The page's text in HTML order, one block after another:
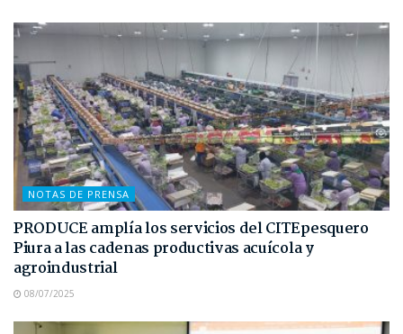
NOTAS DE PRENSA
PRODUCE amplía los servicios del CITEpesquero
Piura a las cadenas productivas acuícola y
agroindustrial
08/07/2025